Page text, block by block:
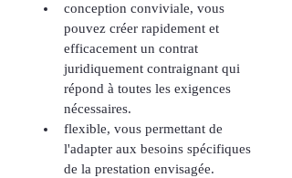
conception conviviale, vous
pouvez créer rapidement et
efficacement un contrat
juridiquement contraignant qui
répond à toutes les exigences
nécessaires.
flexible, vous permettant de
l'adapter aux besoins spécifiques
de la prestation envisagée.